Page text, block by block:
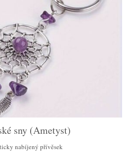
sny (Ametyst)
nabíjený přívěsek